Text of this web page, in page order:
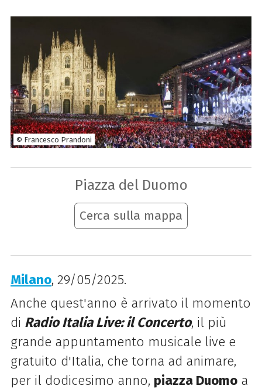
© Francesco Prandoni
Piazza del Duomo
Cerca sulla mappa
Milano, 29/05/2025.
Anche quest'anno è arrivato il momento
di Radio Italia Live: il Concerto, il più
grande appuntamento musicale live e
gratuito d'Italia, che torna ad animare,
per il dodicesimo anno, piazza Duomoa